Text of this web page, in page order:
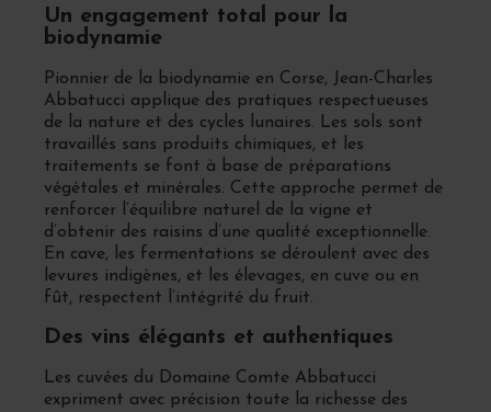
Un engagement total pour la
biodynamie
Pionnier de la biodynamie en Corse, Jean-Charles
Abbatucci applique des pratiques respectueuses
de la nature et des cycles lunaires. Les sols sont
travaillés sans produits chimiques, et les
traitements se font à base de préparations
végétales et minérales. Cette approche permet de
renforcer l’équilibre naturel de la vigne et
d’obtenir des raisins d’une qualité exceptionnelle.
En cave, les fermentations se déroulent avec des
levures indigènes, et les élevages, en cuve ou en
fût, respectent l’intégrité du fruit.
Des vins élégants et authentiques
Les cuvées du Domaine Comte Abbatucci
expriment avec précision toute la richesse des